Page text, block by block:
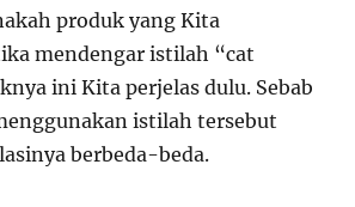
produk yang Kita
mendengar istilah “cat
ini Kita perjelas dulu. Sebab
istilah tersebut
berbeda-beda.